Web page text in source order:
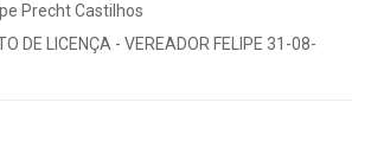
Precht Castilhos
DE LICENÇA - VEREADOR FELIPE 31-08-